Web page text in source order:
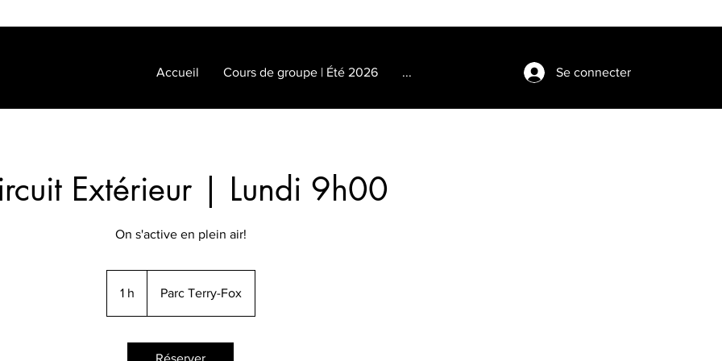
Accueil Cours de groupe | Été 2026 ... Se connecter
Extérieur | Lundi 9h00
On s'active en plein air!
1 h Parc Terry-Fox
Réserver